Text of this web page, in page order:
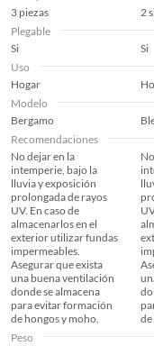
3 piezas
2
Plegable
Si
Si
Uso
Hogar
Modelo
Bergamo
Recomendaciones
No dejar en la
intemperie, bajo la
lluvia y exposición
prolongada de rayos
UV. En caso de
almacenarlos en el
exterior utilizar fundas
impermeables.
Asegurar que exista
una buena ventilación
donde se almacena
para evitar formación
de hongos y moho.
de
Peso